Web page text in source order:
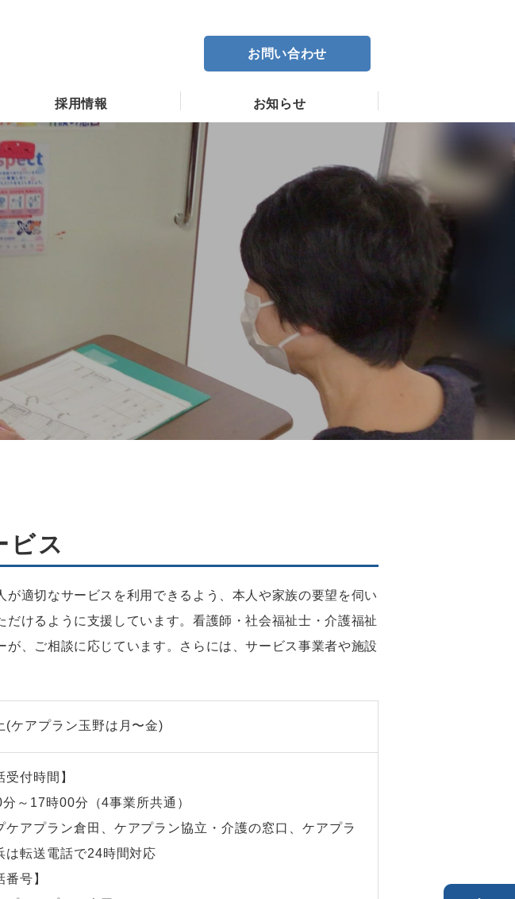
お問い合わせ
採用情報 お知らせ
ビス
が適切なサービスを利用できるよう、本人や家族の要望を伺い
だけるように支援しています。看護師・社会福祉士・介護福祉
が、ご相談に応じています。さらには、サービス事業者や施設
(ケアプラン玉野は月〜金)
受付時間】
～17時00分（4事業所共通）
ケアプラン倉田、ケアプラン協立・介護の窓口、ケアプラ
は転送電話で24時間対応
番号】